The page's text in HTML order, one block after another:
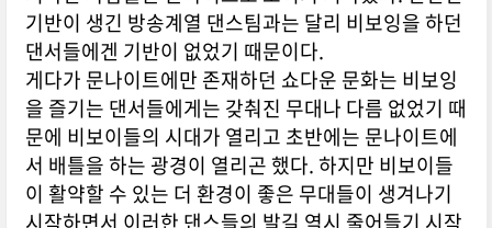
기반이 생긴 방송계열 댄스팀과는 달리 비보잉을 하던
댄서들에겐 기반이 없었기 때문이다.
게다가 문나이트에만 존재하던 쇼다운 문화는 비보잉
을 즐기는 댄서들에게는 갖춰진 무대나 다름 없었기 때
문에 비보이들의 시대가 열리고 초반에는 문나이트에
서 배틀을 하는 광경이 열리곤 했다. 하지만 비보이들
이 활약할 수 있는 더 환경이 좋은 무대들이 생겨나기